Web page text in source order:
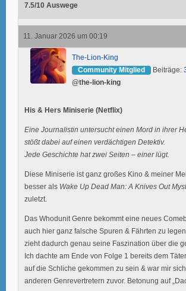
7.5/10 Auswege
11. Januar 2026 um 00:19
The-Lion-King
Community Mitglied
Beiträge:
@the-lion-king
His & Hers Miniserie (Netflix)
Eine Journalistin untersucht einen Mord in ihrer
stößt dabei auf einen verdächtigen Detektiv.
Jede Geschichte hat zwei Seiten – einer lügt.
Diese Miniserie ist ganz großes Kino & meiner
besser als Wake Up Dead Man: A Knives Out
zuletzt.
Das Whodunit Genre bekommt eine neues
auch hier ganz falsche Spuren & Fährten zu
zieht dadurch genau seine Faszination über die
Ich dachte am Ende von Folge 1 bereits dem Täter
auf die Schliche gekommen zu sein & war mir
anderen Genrevertretern zuvor. Betonung auf